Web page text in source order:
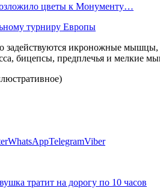
цветы к Монументу…
турниру Европы
задействуются икроножные
бицепсы, предплечья и мелкие
WhatsAppTelegramViber
тратит на дорогу по 10 часов